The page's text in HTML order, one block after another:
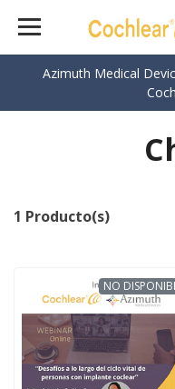
Azimuth Medical
1 Producto(s)
NO